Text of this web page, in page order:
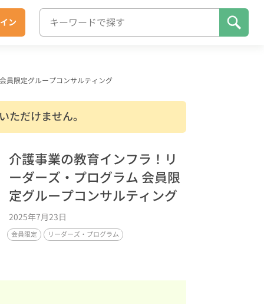
ン
員限定グループコンサルティング
ただけません。
介護事業の教育インフラ！リ
ーダーズ・プログラム 会員限
定グループコンサルティング
2025年7月23日
会員限定 リーダーズ・プログラム